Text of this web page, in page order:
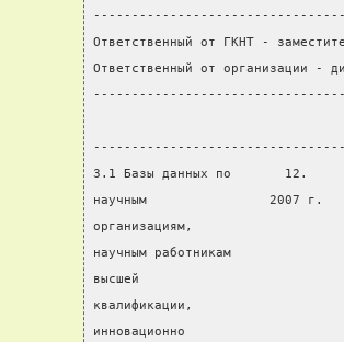
Ответственный от ГКНТ -
Ответственный от организации -
3.1 Базы данных по
научным                2007 г.
организациям,
научным работникам
высшей
квалификации,
инновационно